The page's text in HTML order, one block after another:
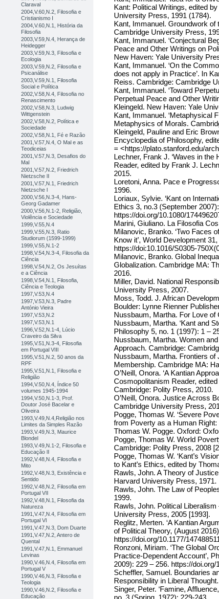
Claraval
2004,V.60,N.2, Filosofia e
Cristianismo I
2004,V.60,N.1, História da
Filosofia
2003,V.59,N.4, Herança de
Heidegger
2003,V.59,N.3, Filosofia e
Ecologia
2003,V.59,N.2, Filosofia e
Psicanálise
2003,V.59,N.1, Filosofia
Social e Política
2002,V.58,N.4, Filosofia no
Renascimento
2002,V.58,N.3, Ludwig
Wittgenstein
2002,V.58,N.2, Política e
Sociedade
2002,V.58,N.1, Fé e Razão
2001,V.57,N.4, O Mal e as
Teodiceias
2001,V.57,N.3, Desafios do
Mal
2001,V.57,N.2, Friedrich
Nietzsche II
2001,V.57,N.1, Friedrich
Nietzsche I
2000,V.56,N.3-4, Hans-
Georg Gadamer
2000,V.56,N.1-2, Religião,
Violência e Sociedade
1999,V.55,N.4
1999,V.55,N.3, Ratio
Studiorum (1599-1999)
1999,V.55,N.1-2
1998,V.54,N.3-4, Filosofia da
Ciência
1998,V.54,N.2, Os Jesuítas
e a Ciência
1998,V.54,N.1, Filosofia,
Ciência e Teologia
1997,V.53,N.4
1997,V.53,N.3, Padre
António Vieira
1997,V.53,N.2
1997,V.53,N.1
1996,V.52,N.1-4, Lúcio
Craveiro da Silva
1995,V.51,N.3-4, Filosofia
em Portugal VIII
1995,V.51,N.2, 50 anos da
RPF
1995,V.51,N.1, Filosofia e
Religião
1994,V.50,N.4, Índice 50
volumes 1945-1994
1994,V.50,N.1-3, Prof.
Doutor José Bacelar e
Oliveira
1993,V.49,N.4,Religião nos
Limites da Simples Razão
1993,V.49,N.3, Maurice
Blondel
1993,V.49,N.1-2, Filosofia e
Educação II
1992,V.48,N.4, Filosofia e
Mito
1992,V.48,N.3, Existência e
Sentido
1992,V.48,N.2, Filosofia em
Portugal VII
1992,V.48,N.1, Filosofia da
Natureza
1991,V.47,N.4, Filosofia em
Portugal VI
1991,V.47,N.3, Dom Duarte
1991,V.47,N.2, Antero de
Quental
1991,V.47,N.1, Emmanuel
Levinas
1990,V.46,N.4, Filosofia em
Portugal V
1990,V.46,N.3, Filosofia e
Teologia
1990,V.46,N.2, Filosofia e
Educação
Kant: Political Writings, edited
University Press, 1991 (1784).
Kant, Immanuel. Groundwork
Cambridge University Press,
Kant, Immanuel. ‘Conjectural
Peace and Other Writings on
New Haven: Yale University
Kant, Immanuel. ‘On the
does not apply in Practice’. In
Reiss. Cambridge: Cambridge
Kant, Immanuel. ‘Toward
Perpetual Peace and Other
Kleingeld. New Haven: Yale
Kant, Immanuel. ‘Metaphysical
Metaphysics of Morals.
Kleingeld, Pauline and Eric
Encyclopedia of Philosophy,
= <https://plato.stanford.edu/
Lechner, Frank J. ‘Waves in the
Reader, edited by Frank J.
2015.
Loretoni, Anna. Pace e
1996.
Loriaux, Sylvie. ‘Kant on
Ethics 3, no.3 (September
https://doi.org/10.1080/
Marini, Giuliano. La Filosofia
Milanovic, Branko. ‘Two Faces
Know it’, World Development
https://doi:10.1016/S0305-
Milanovic, Branko. Global
Globalization. Cambridge MA:
2016.
Miller, David. National
University Press, 2007.
Moss, Todd. J. African
Boulder: Lynne Rienner
Nussbaum, Martha. For Love
Nussbaum, Martha. ‘Kant and
Philosophy 5, no. 1 (1997): 1 –
Nussbaum, Martha. Women
Approach. Cambridge:
Nussbaum, Martha. Frontiers of
Membership. Cambridge MA:
O’Neill, Onora. ‘A Kantian
Cosmopolitanism Reader,
Cambridge: Polity Press, 2010.
O’Neill, Onora. Justice Across
Cambridge University Press,
Pogge, Thomas W. ‘Severe
from Poverty as a Human
Thomas W. Pogge. Oxford:
Pogge, Thomas W. World
Cambridge: Polity Press, 2008
Pogge, Thomas W. ‘Kant’s
to Kant’s Ethics, edited by
Rawls, John. A Theory of
Harvard University Press, 1971.
Rawls, John. The Law of
1999.
Rawls, John. Political
University Press, 2005 [1993].
Reglitz, Merten. ‘A Kantian
of Political Theory, (August
https://doi.org/10.1177/
Ronzoni, Miriam. ‘The Global
Practice-Dependent Account’,
2009): 229 – 256. https://
Scheffler, Samuel. Boundaries
Responsibility in Liberal
Singer, Peter. ‘Famine,